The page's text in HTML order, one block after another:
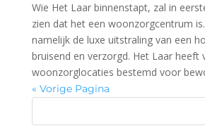
Wie Het Laar binnenstapt, zal in
zien dat het een woonzorgcentrum
namelijk de luxe uitstraling van een
bruisend en verzorgd. Het Laar heeft
woonzorglocaties bestemd voor
« Vorige Pagina